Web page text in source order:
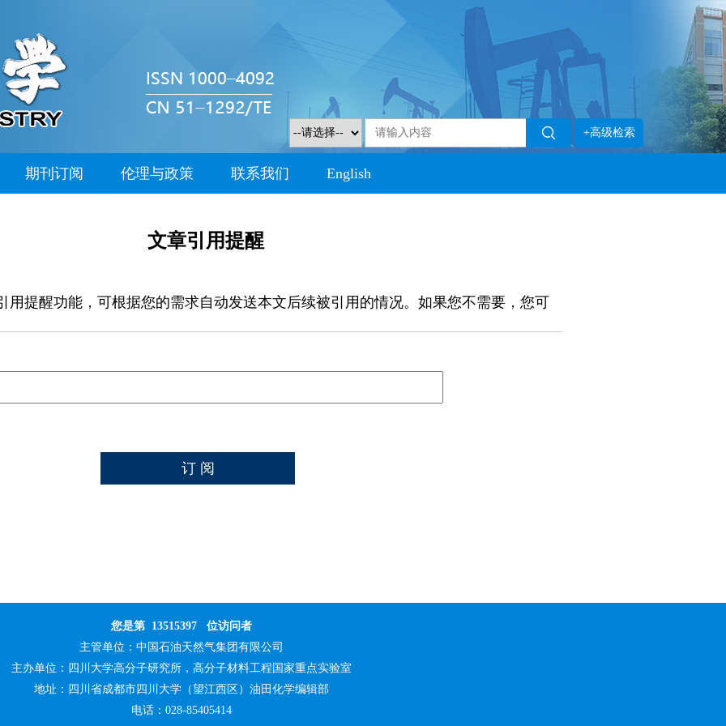
+高级检索
期刊订阅 伦理与政策 联系我们 English
文章引用提醒
用提醒功能，可根据您的需求自动发送本文后续被引用的情况。如果您不需要，您可
您是第 13515397 位访问者
主管单位： 中国石油天然气集团有限公司
主办单位： 四川大学高分子研究所，高分子材料工程国家重点实验室
地址：四川省成都市四川大学（望江西区）油田化学编辑部
电话：028-85405414